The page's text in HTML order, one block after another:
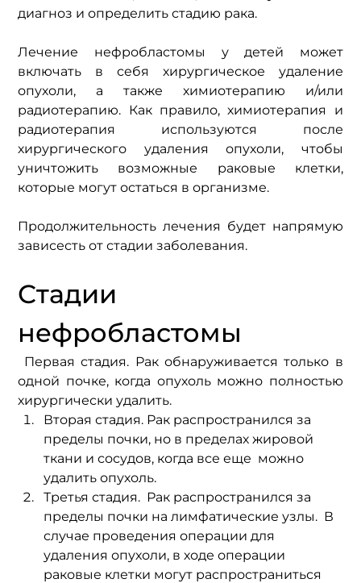
диагноз и определить стадию рака.
Лечение нефробластомы у детей может
включать в себя хирургическое удаление
опухоли, а также химиотерапию и/или
радиотерапию. Как правило, химиотерапия и
радиотерапия используются после
хирургического удаления опухоли, чтобы
уничтожить возможные раковые клетки,
которые могут остаться в организме.
Продолжительность лечения будет напрямую
зависесть от стадии заболевания.
Стадии
нефробластомы
Первая стадия. Рак обнаруживается только в
одной почке, когда опухоль можно полностью
хирургически удалить.
Вторая стадия. Рак распространился за
пределы почки, но в пределах жировой
ткани и сосудов, когда все еще  можно
удалить опухоль.
Третья стадия.  Рак распространился за
пределы почки на лимфатические узлы.  В
случае проведения операции для
удаления опухоли, в ходе операции
раковые клетки могут распространиться